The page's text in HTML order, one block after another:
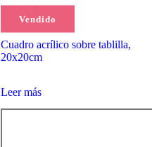
Vendido
(0)
45,00€
Cuadro acrílico sobre tablilla,
20x20cm
Leer más